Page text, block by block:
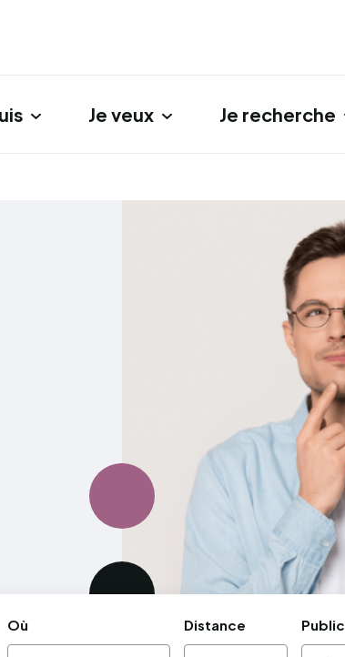
Je veux Je recherche
Où Distance Public